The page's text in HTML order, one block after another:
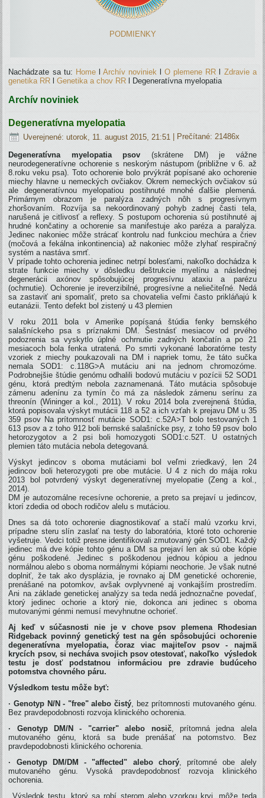
PODMIENKY
Nachádzate sa tu: Homel Archív novinieklO plemene RR
Zdravie a
genetika RR lGenetika a chov RR Degeneratívna myelopatia
Archív noviniek
Degeneratívna myelopatia
Uverejnené: utorok, 11. august 2015, 21:51 | Prečítané: 21486x
Degeneratívna myelopatia psov (skrátene DM) je vážne
neurodegeneratívne ochorenie s neskorým nástupom (približne v 6. až
8.roku veku psa). Toto ochorenie bolo prvýkrát popísané ako ochorenie
miechy hlavne u nemeckých ovčiakov. Okrem nemeckých ovčiakov sú
ale degeneratívnou myelopatiou postihnuté mnohé ďalšie plemená.
Primárnym obrazom je paralýza zadných nôh s progresívnym
zhoršovaním. Rozvíja sa nekoordinovaný pohyb zadnej časti tela,
narušená je citlivosť a reflexy. S postupom ochorenia sú postihnuté aj
hrudné končatiny a ochorenie sa manifestuje ako paréza a paralýza.
Jedinec nakoniec môže strácať kontrolu nad funkciou mechúra a čriev
(močová a fekálna inkontinencia) až nakoniec môže zlyhať respiračný
systém a nastáva smrť.
V prípade tohto ochorenia jedinec netrpí bolesťami, nakoľko dochádza k
strate funkcie miechy v dôsledku deštrukcie myelínu a následnej
degenerácii axónov spôsobujúcej progresívnu ataxiu a parézu
(ochrnutie). Ochorenie je ireverzibilné, progresívne a neliečiteľné. Nedá
sa zastaviť ani spomaliť, preto sa chovatelia veľmi často prikláňajú k
eutanázii. Tento defekt bol zistený u 43 plemien
V roku 2011 bola v Amerike popísaná štúdia fenky bernského
salašníckeho psa s príznakmi DM. Šestnásť mesiacov od prvého
podozrenia sa vyskytlo úplné ochrnutie zadných končatín a po 21
mesiacoch bola fenka utratená. Po smrti vykonané laboratórne testy
vzoriek z miechy poukazovali na DM i napriek tomu, že táto sučka
nemala SOD1: c.118G>A mutáciu ani na jednom chromozóme.
Podrobnejšie štúdie genómu odhalili bodovú mutáciu v pozícii 52 SOD1
génu, ktorá predtým nebola zaznamenaná. Táto mutácia spôsobuje
zámenu adenínu za tymín čo má za následok zámenu serínu za
threonín (Wininger a kol., 2011). V roku 2014 bola zverejnená štúdia,
ktorá popisovala výskyt mutácii 118 a 52 a ich vzťah k prejavu DM u 35
359 psov Na prítomnosť mutácie SOD1: c.52A>T bolo testovaných 1
613 psov a z toho 912 boli bernské salašnícke psy, z toho 59 psov bolo
hetorozygotov a 2 psi boli homozygoti SOD1:c.52T. U ostatných
plemien táto mutácia nebola detegovaná.
Výskyt jedincov s oboma mutáciami bol veľmi zriedkavý, len 24
jedincov boli heterozygoti pre obe mutácie. U 4 z nich do mája roku
2013 bol potvrdený výskyt degeneratívnej myelopatie (Zeng a kol.,
2014).
DM je autozomálne recesívne ochorenie, a preto sa prejaví u jedincov,
ktorí zdedia od oboch rodičov alelu s mutáciou.
Dnes sa dá toto ochorenie diagnostikovať a stačí malú vzorku krvi,
prípadne steru slín zaslať na testy do laboratória, ktoré toto ochorenie
vyšetruje. Vedci totiž presne identifikovali zmutovaný gén SOD1. Každý
jedinec má dve kópie tohto génu a DM sa prejaví len ak sú obe kópie
génu poškodené. Jedinec s poškodenou jednou kópiou a jednou
normálnou alebo s oboma normálnymi kópiami neochorie. Je však nutné
doplniť, že tak ako dysplázia, je rovnako aj DM genetické ochorenie,
prenášané na potomkov, avšak ovplyvnené aj vonkajším prostredím.
Ani na základe genetickej analýzy sa teda nedá jednoznačne povedať,
ktorý jedinec ochorie a ktorý nie, dokonca ani jedinec s oboma
mutovanými génmi nemusí mevyhnutne ochorieť.
Aj keď v súčasnosti nie je v chove psov plemena Rhodesian
Ridgeback povinný genetický test na gén spôsobujúci ochorenie
degeneratívna myelopatia, čoraz viac majiteľov psov - najmä
krycích psov, si necháva svojich psov otestovať, nakoľko výsledok
testu je dosť podstatnou informáciou pre zdravie budúceho
potomstva chovného páru.
Výsledkom testu môže byť:
· Genotyp N/N - "free" alebo čistý, bez prítomnosti mutovaného génu.
Bez pravdepodobnosti rozvoja klinického ochorenia.
· Genotyp DM/N - "carrier" alebo nosič, prítomná jedna alela
mutovaného génu, ktorá sa bude prenášať na potomstvo. Bez
pravdepodobnosti klinického ochorenia.
· Genotyp DM/DM - "affected" alebo chorý, prítomné obe alely
mutovaného génu. Vysoká pravdepodobnosť rozvoja klinického
ochorenia.
Výsledok testu, ktorý sa robí sterom alebo vzorkou krvi, môže teda